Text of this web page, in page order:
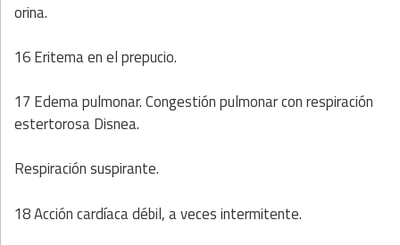
orina.
16 Eritema en el prepucio.
17 Edema pulmonar. Congestión pulmonar con respiración
estertorosa Disnea.
Respiración suspirante.
18 Acción cardíaca débil, a veces intermitente.